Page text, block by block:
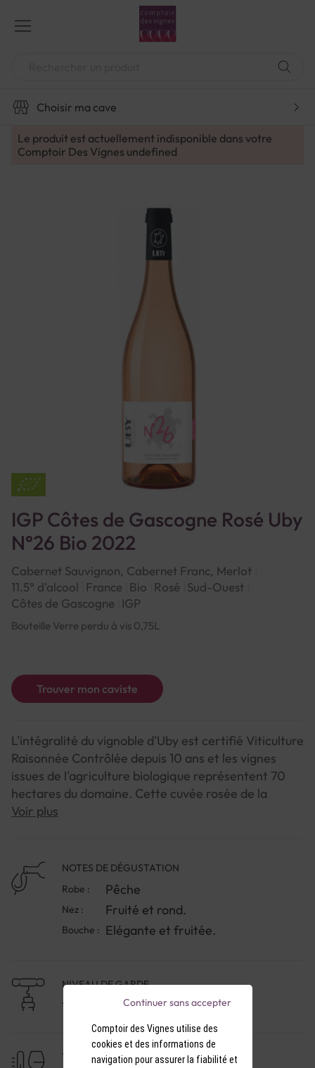
contenu
Choisir ma cave
Le produit est actuellement indisponible dans votre
Comptoir Des Vignes undefined
IGP Côtes de Gascogne Rosé Uby
N°26 Bio 2022
Cabernet Sauvignon, Cabernet Franc, Merlot
11.5° d'alcool
France Bio Rosé Sud-Ouest
Côtes de Gascogne
IGP
Bouteille Verre perdu à vis 0,75L
Trouver mon caviste
L'intégralité du vignoble d'Uby est certifié Viticulture
Raisonnée Contrôlée depuis 10 ans et les vignes
issues de l'agriculture biologique représentent 70
hectares du domaine. Cette cuvée rosée de la
gamme Byo est un vrai régal...
NOTE DE DEGUSTATION :
Couleur : Robe rose saumonée
Arômes : Notes de framboise, de groseille, fraîcheur
Voir plus
NOTES DE DÉGUSTATION
Robe :
Pêche
Nez : Fruité et rond.
Bouche : Elégante et fruitée.
NIVEAU DE GARDE
1 à 3 ans
TEMPÉRATURE DE SERVICE
Comptoir des Vignes utilise des
cookies et des informations de
navigation pour assurer la fiabilité et
Continuer sans accepter